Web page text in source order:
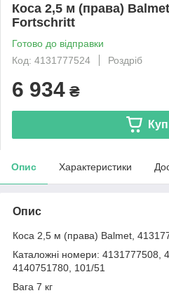
Коса 2,5 м (права)
Fortschritt
Готово до відправки
Код: 4131777524
Роздріб
6 934 ₴
Опис Характеристики
Опис
Коса 2,5 м (права) Balmet,
Каталожні номери: 4131777508,
4140751780, 101/51
Вага 7 кг